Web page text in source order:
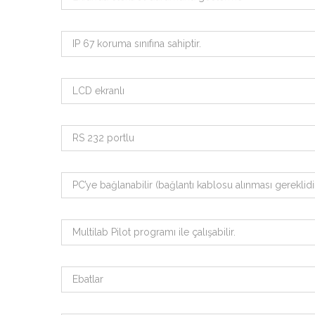
IP 67 koruma sınıfına sahiptir.
LCD ekranlı
RS 232 portlu
PC’ye bağlanabilir (bağlantı kablosu alınması
Multilab Pilot programı ile çalışabilir.
Ebatlar